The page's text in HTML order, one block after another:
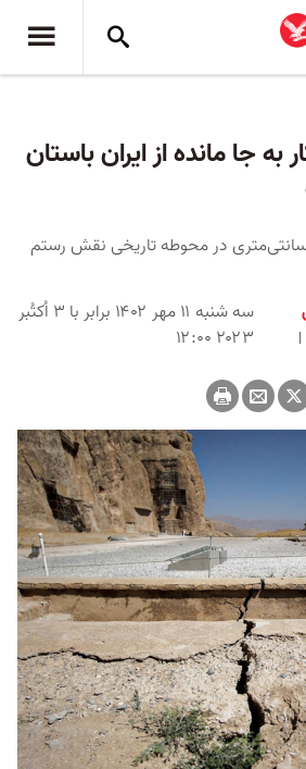
جا مانده از ایران باستان
شکاف نیم متر تا ۷۰ سانتی‌متری در محوطه تاریخی نقش رستم
سه شنبه ۱۱ مهر ۱۴۰۲ برابر با ۳ اُکتُبر
۲۰۲۳ ۱۲:۰۰